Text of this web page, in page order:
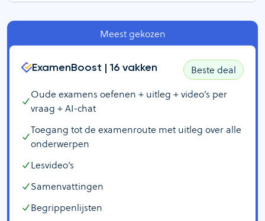
Meest gekozen
ExamenBoost | 16 vakken
Beste deal
Oude examens oefenen + uitleg + video’s per
vraag + AI-chat
Toegang tot de examenroute met uitleg over alle
onderwerpen
Lesvideo’s
Samenvattingen
Begrippenlijsten